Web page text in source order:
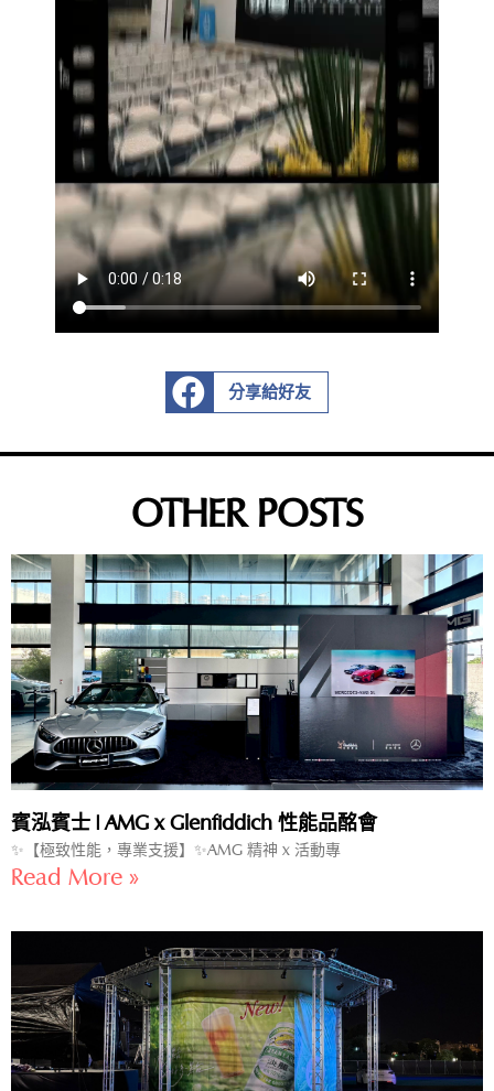
分享給好友
OTHER POSTS
賓泓賓士 | AMG x Glenfiddich 性能品酩會
✨【極致性能，專業支援】✨AMG 精神 x 活動專
Read More »